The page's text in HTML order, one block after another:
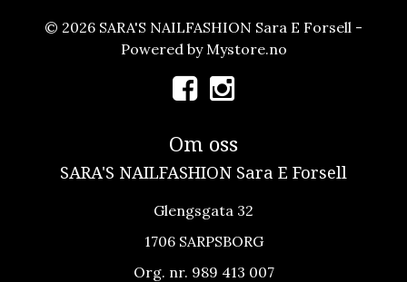
© 2026 SARA'S NAILFASHION Sara E Forsell -
Powered by Mystore.no
Om oss
SARA'S NAILFASHION Sara E Forsell
Glengsgata 32
1706 SARPSBORG
Org. nr. 989 413 007